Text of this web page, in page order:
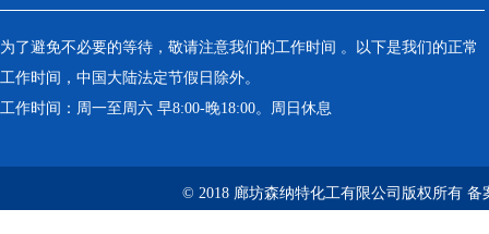
为了避免不必要的等待，敬请注意我们的工作时间 。以下是我们的正常
工作时间，中国大陆法定节假日除外。
工作时间：周一至周六 早8:00-晚18:00。周日休息
© 2018 廊坊森纳特化工有限公司版权所有 备